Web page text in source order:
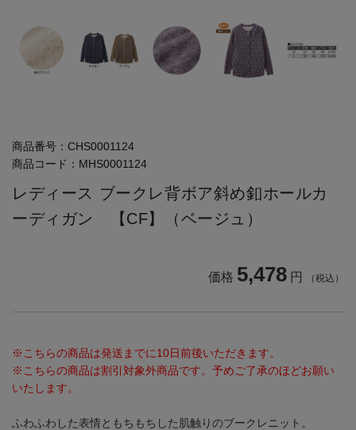
商品番号： CHS0001124
商品コード： MHS0001124
レディース ブークレ背ボア斜め釦ホールカ
ーディガン 【CF】（ベージュ）
価格 5,478 円 （税込）
※こちらの商品は発送までに10日前後いただきます。
※こちらの商品は割引対象外商品です。予めご了承のほどお願い
いたします。
ふわふわした表情ともちもちした肌触りのブークレニット。